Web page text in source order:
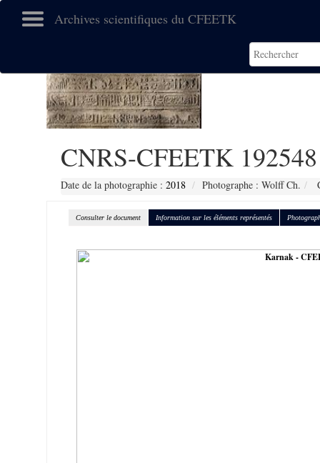
Archives scientifiques du CFEETK
CNRS-CFEETK 192548
Date de la photographie : 2018 Photographe : Wolff Ch.
Consulter le document Information sur les éléments représentés